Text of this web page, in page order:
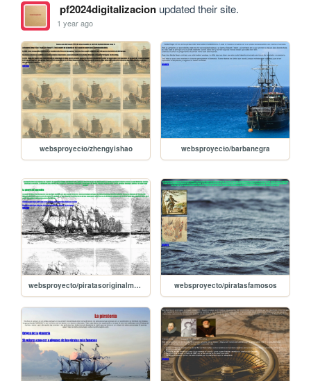
pf2024digitalizacionupdated their site.
1 year ago
websproyecto/zhengyishao websproyecto/barbanegra
websproyecto/piratasoriginalmente websproyecto/piratasfamosos